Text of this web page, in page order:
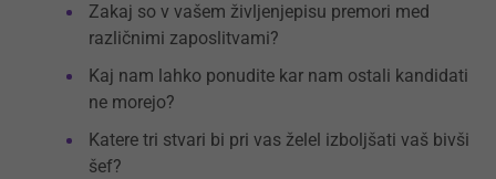
Zakaj so v vašem življenjepisu premori med
različnimi zaposlitvami?
Kaj nam lahko ponudite kar nam ostali kandidati
ne morejo?
Katere tri stvari bi pri vas želel izboljšati vaš bivši
šef?